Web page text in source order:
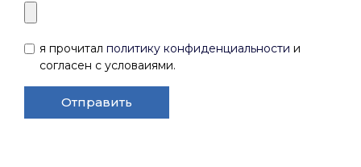
я прочитал политику конфиденциальности и
согласен с условаиями.
Отправить